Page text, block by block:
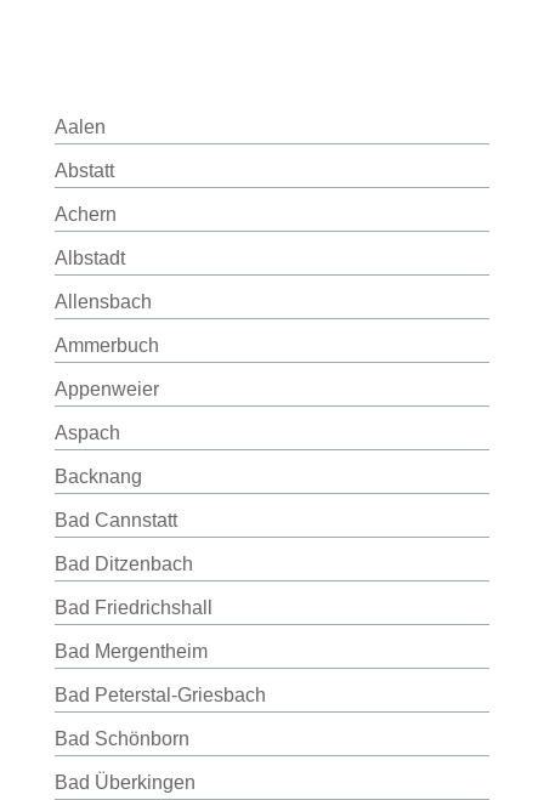
Aalen
Abstatt
Achern
Albstadt
Allensbach
Ammerbuch
Appenweier
Aspach
Backnang
Bad Cannstatt
Bad Ditzenbach
Bad Friedrichshall
Bad Mergentheim
Bad Peterstal-Griesbach
Bad Schönborn
Bad Überkingen